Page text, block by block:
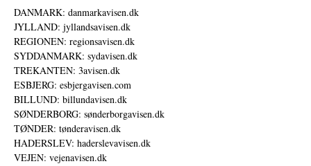
DANMARK: danmarkavisen.dk
JYLLAND: jyllandsavisen.dk
REGIONEN: regionsavisen.dk
SYDDANMARK: sydavisen.dk
TREKANTEN: 3avisen.dk
ESBJERG: esbjergavisen.com
BILLUND: billundavisen.dk
SØNDERBORG: sønderborgavisen.dk
TØNDER: tønderavisen.dk
HADERSLEV: haderslevavisen.dk
VEJEN: vejenavisen.dk